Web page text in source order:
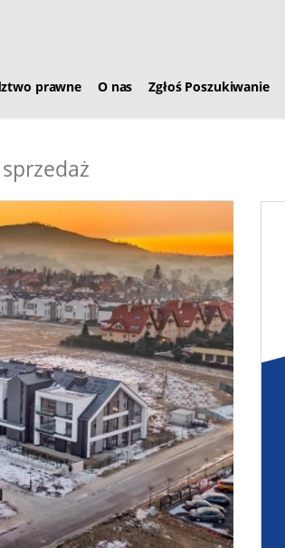
prawne O nas Zgłoś Poszukiwanie